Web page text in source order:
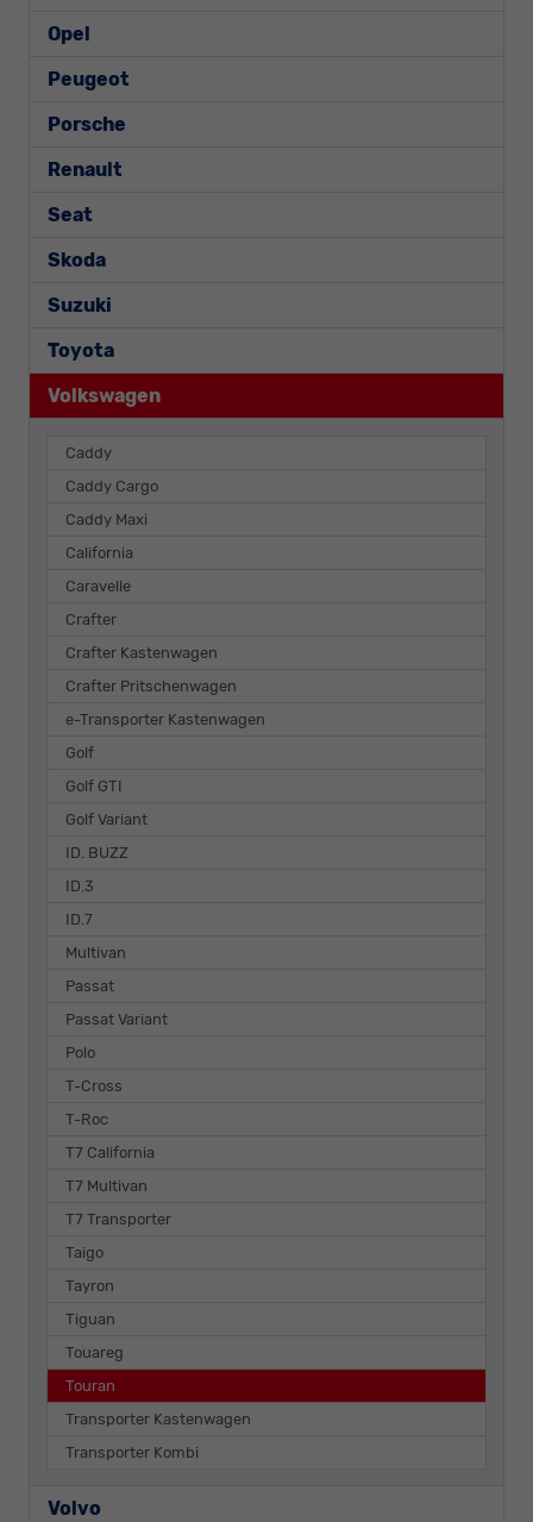
Opel
Peugeot
Porsche
Renault
Seat
Skoda
Suzuki
Toyota
Volkswagen
Caddy
Caddy Cargo
Caddy Maxi
California
Caravelle
Crafter
Crafter Kastenwagen
Crafter Pritschenwagen
e-Transporter Kastenwagen
Golf
Golf GTI
Golf Variant
ID. BUZZ
ID.3
ID.7
Multivan
Passat
Passat Variant
Polo
T-Cross
T-Roc
T7 California
T7 Multivan
T7 Transporter
Taigo
Tayron
Tiguan
Touareg
Touran
Transporter Kastenwagen
Transporter Kombi
Volvo